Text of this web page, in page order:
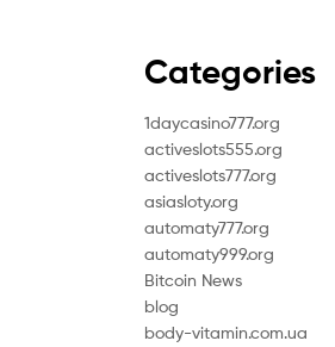
Categories
1daycasino777.org
activeslots555.org
activeslots777.org
asiasloty.org
automaty777.org
automaty999.org
Bitcoin News
blog
body-vitamin.com.ua